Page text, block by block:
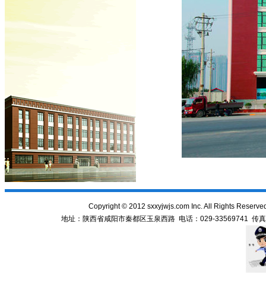
Copyright©2012 sxxyjwjs.com Inc. All Rights
地址：陕西省咸阳市秦都区玉泉西路 电话：029-33569741